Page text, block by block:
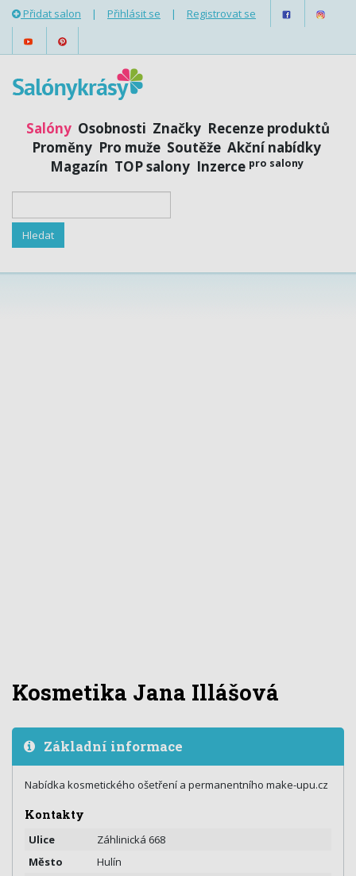
Přidat salon | Přihlásit se | Registrovat se
Salóny Osobnosti Značky Recenze produktů
Proměny Pro muže Soutěže Akční nabídky
Magazín TOP salony Inzerce pro salony
Kosmetika Jana Illášová
Základní informace
Nabídka kosmetického ošetření a permanentního make-upu.cz
Kontakty
Ulice
Záhlinická 668
Město
Hulín